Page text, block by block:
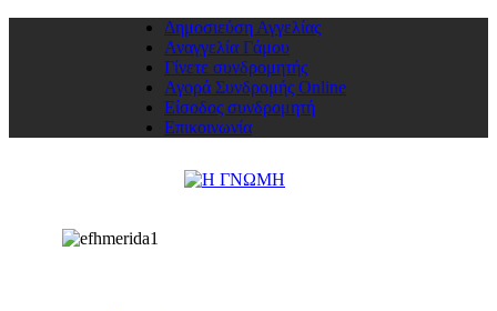
Δημοσιεύση Αγγελίας
Αναγγελία Γάμου
Γίνετε συνδρομητής
Αγορά Συνδρομής Online
Είσοδος συνδρομητή
Επικοινωνία